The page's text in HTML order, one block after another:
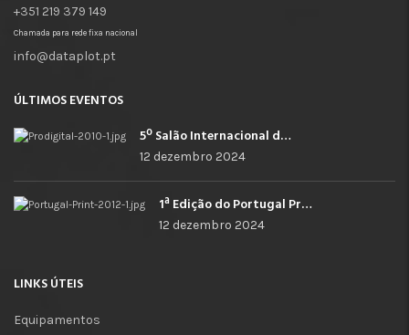
+351 219 379 149
Chamada para rede fixa nacional
info@dataplot.pt
ÚLTIMOS EVENTOS
5º Salão Internacional de Impressão, Imagem, Comunicação Digital e Têxtil Promocional
12 dezembro 2024
1ª Edição do Portugal Print
12 dezembro 2024
LINKS ÚTEIS
Equipamentos